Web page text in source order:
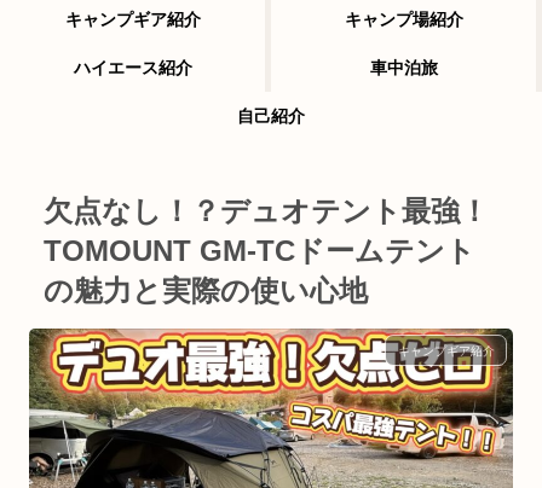
キャンプギア紹介 キャンプ場紹介
ハイエース紹介 車中泊旅
自己紹介
欠点なし！？デュオテント最強！
TOMOUNT GM-TCドームテント
の魅力と実際の使い心地
キャンプギア紹介